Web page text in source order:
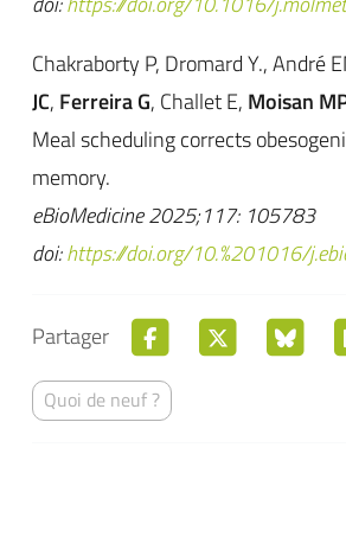
Chakraborty P, Dromard Y., André
JC, Ferreira G, Challet E, Moisan
Meal scheduling corrects
memory.
eBioMedicine 2025;117: 105783
doi:https://doi.org/10.%201016/
Partager
Quoi de neuf ?